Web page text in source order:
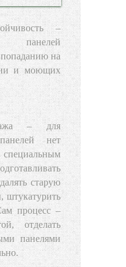
–
панелей
на
и моющих
– для
нет
старую
штукатурить
процесс –
отделать
панелями